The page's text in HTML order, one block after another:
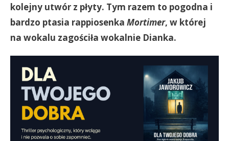
kolejny utwór z płyty. Tym razem to pogodna i
bardzo ptasia rappiosenka Mortimer, w której
na wokalu zagościła wokalnie Dianka.